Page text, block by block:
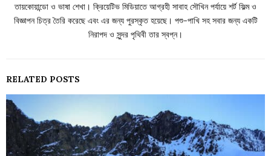
তায়কোয়ান্ডো ও ভাষা শেখা। ক্রিয়েটিভ মিডিয়াতে আগ্রহী সাবাহ সৌখিন পর্যায়ে শর্ট ফিল্ম ও
বিজ্ঞাপন চিত্র তৈরি করেছে এবং এর জন্য পুরস্কৃত হয়েছে। পশু-পাখি সহ সবার জন্য একটি
নিরাপদ ও সুন্দর পৃথিবী তার স্বপ্ন।
RELATED POSTS